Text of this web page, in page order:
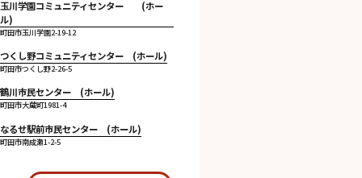
玉川学園コミュニティセンター (ホー
ル)
町田市玉川学園2-19-12
つくし野コミュニティセンター (ホール)
町田市つくし野2-26-5
鶴川市民センター (ホール)
町田市大蔵町1981-4
なるせ駅前市民センター (ホール)
町田市南成瀬1-2-5